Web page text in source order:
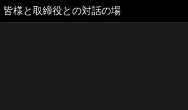
皆様と取締役との対話の場